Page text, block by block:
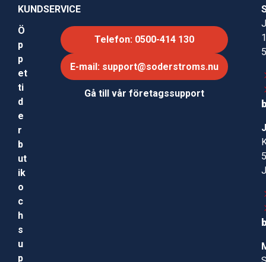
KUNDSERVICE
Ö
p
p
et
ti
d
e
r
b
ut
ik
o
c
h
s
u
p
Telefon: 0500-414 130
E-mail: support@soderstroms.nu
Gå till vår företagssupport